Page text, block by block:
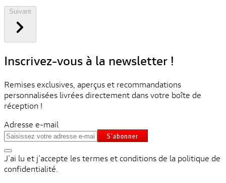
Inscrivez-vous à la newsletter !
Remises exclusives, aperçus et recommandations
personnalisées livrées directement dans votre boîte de
réception !
Adresse e-mail
S'abonner
J'ai lu et j'accepte les termes et conditions de la politique de
confidentialité.